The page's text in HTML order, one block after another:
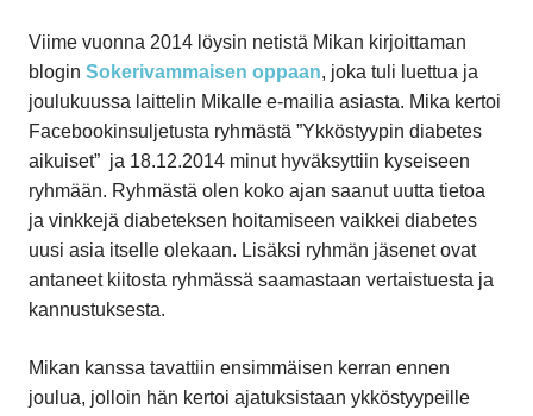
Viime vuonna 2014 löysin netistä Mikan kirjoittaman
blogin Sokerivammaisen oppaan, joka tuli luettua ja
joulukuussa laittelin Mikalle e-mailia asiasta. Mika kertoi
Facebookinsuljetusta ryhmästä ”Ykköstyypin diabetes
aikuiset” ja 18.12.2014 minut hyväksyttiin kyseiseen
ryhmään. Ryhmästä olen koko ajan saanut uutta tietoa
ja vinkkejä diabeteksen hoitamiseen vaikkei diabetes
uusi asia itselle olekaan. Lisäksi ryhmän jäsenet ovat
antaneet kiitosta ryhmässä saamastaan vertaistuesta ja
kannustuksesta.
Mikan kanssa tavattiin ensimmäisen kerran ennen
joulua, jolloin hän kertoi ajatuksistaan ykköstyypeille